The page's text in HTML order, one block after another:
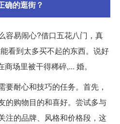
确的逛街？
容易闹心?借口五花八门，真
看到太多买不起的东西。说好
场里被干得稀碎,... 婚。
要耐心和技巧的任务。首先，
的购物目的和喜好。尝试多与
注的品牌、风格和价格段，这